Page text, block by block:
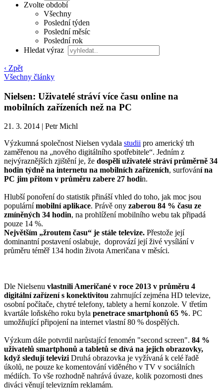
Zvolte období
Všechny
Poslední týden
Poslední měsíc
Poslední rok
Hledat výraz
‹ Zpět
Všechny články
Nielsen: Uživatelé stráví více času online na
mobilních zařízeních než na PC
21. 3. 2014 | Petr Michl
Výzkumná společnost Nielsen vydala studii pro americký trh
zaměřenou na „nového digitálního spotřebitele“. Jedním z
nejvýraznějších zjištění je, že dospělí uživatelé stráví průměrně 34
hodin týdně na internetu na mobilních zařízeních, surfování na
PC jim přitom v průměru zabere 27 hodin.
Hlubší ponoření do statistik přináší vhled do toho, jak moc jsou
populárnímobilní aplikace. Právě ony zaberou 84 % času ze
zmíněných 34 hodin, na prohlížení mobilního webu tak připadá
pouze 14 %.
Největším „žroutem času“ je stále televize. Přestože její
dominantní postavení oslabuje, doprovází její živé vysílání v
průměru téměř 134 hodin života Američana v měsíci.
Dle Nielsenu vlastnili Američané v roce 2013 v průměru 4
digitální zařízení s konektivitou zahrnující zejména HD televize,
osobní počítače, chytré telefony, tablety a herní konzole. V třetím
kvartále loňského roku byla penetrace smartphonů 65 %. PC
umožňující připojení na internet vlastní 80 % dospělých.
Výzkum dále potvrdil narůstající fenomén "second screen". 84 %
uživatelů smartphonů a tabletů se dívá na jejich obrazovky,
když sledují televiziDruhá obrazovka je vyžívaná k celé řadě
úkolů, ne pouze ke komentování viděného v TV v sociálních
médiích. To vše rozhodně nahrává úvaze, kolik pozornosti dnes
diváci věnují televizním reklamám.